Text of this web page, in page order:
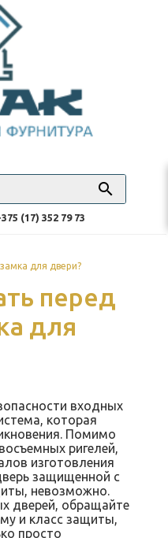
(17) 352 79 73
для двери?
перед
для
входных
которая
Помимо
ригелей,
изготовления
защищенной с
невозможно.
дверей, обращайте
и класс защиты,
просто